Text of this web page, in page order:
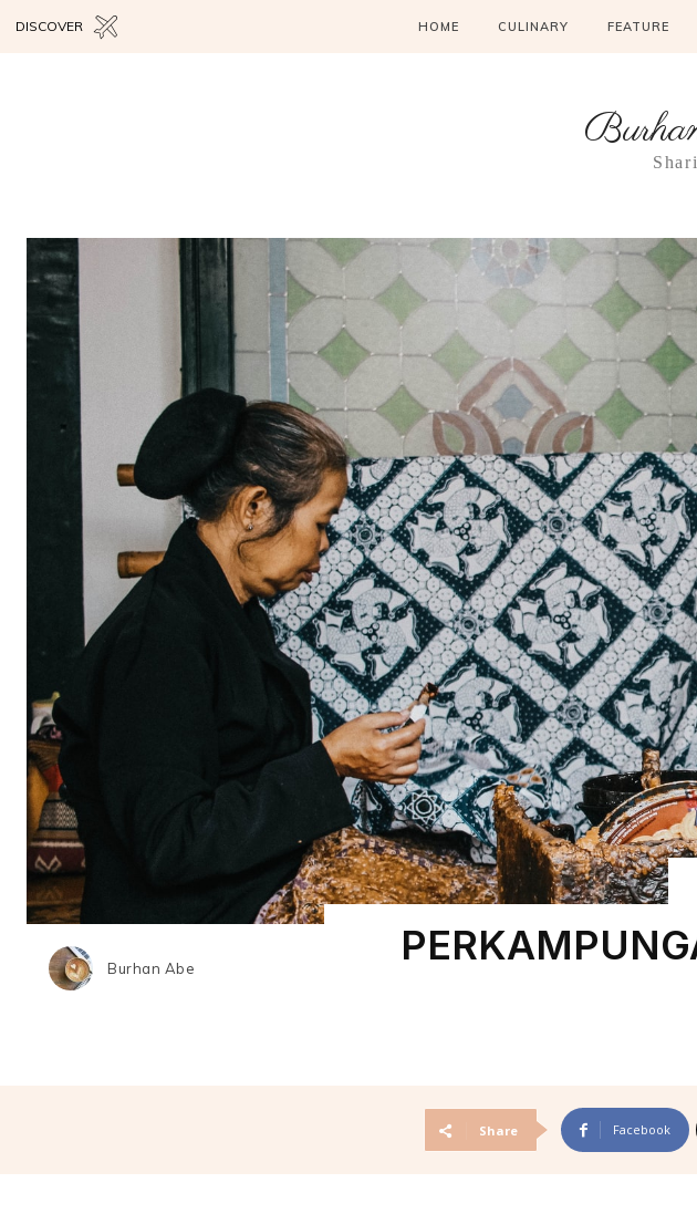
HOME CULINARY FEATURE
DISCOVER
Burhan Abe
Share Facebook